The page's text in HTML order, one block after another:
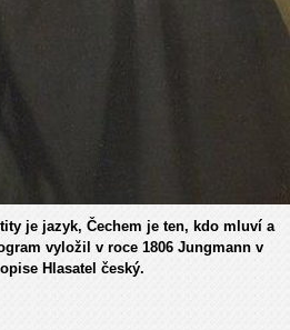
je jazyk, Čechem je ten, kdo mluví a
vyložil v roce 1806 Jungmann v
Hlasatel český.